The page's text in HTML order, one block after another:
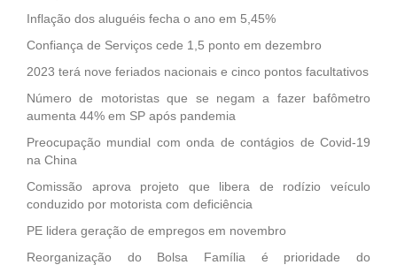
Inflação dos aluguéis fecha o ano em 5,45%
Confiança de Serviços cede 1,5 ponto em dezembro
2023 terá nove feriados nacionais e cinco pontos facultativos
Número de motoristas que se negam a fazer bafômetro
aumenta 44% em SP após pandemia
Preocupação mundial com onda de contágios de Covid-19
na China
Comissão aprova projeto que libera de rodízio veículo
conduzido por motorista com deficiência
PE lidera geração de empregos em novembro
Reorganização do Bolsa Família é prioridade do